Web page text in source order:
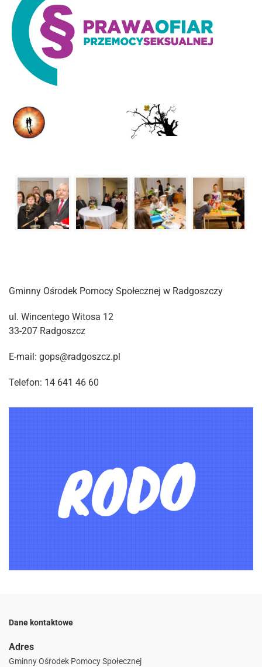
Gminny Ośrodek Pomocy Społecznej w Radgoszczy
ul. Wincentego Witosa 12
33-207 Radgoszcz
E-mail: gops@radgoszcz.pl
Telefon: 14 641 46 60
Dane kontaktowe
Adres
Gminny Ośrodek Pomocy Społecznej